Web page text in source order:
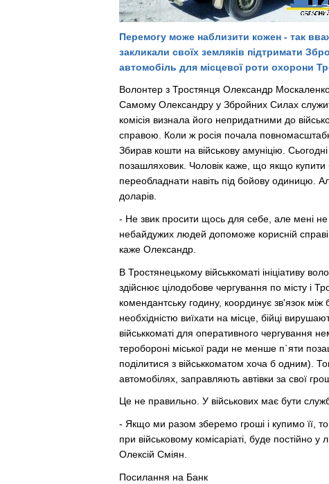
Перемогу може наблизити кожен - так
закликали своїх земляків підтримати
автомобіль для місцевої роти охорони
Волонтер з Тростянця Олександр
Самому Олександру у Збройних Силах
комісія визнала його непридатними до
справою. Коли ж росія почала
Збирав кошти на військову амуніцію.
позашляховик. Чоловік каже, що якщо
переобладнати навіть під бойову одиницю.
доларів.
- Не звик просити щось для себе, але мені
небайдужих людей допоможе корисній
каже Олександр.
В Тростянецькому військкоматі ініціативу
здійснює цілодобове чергування по місту і
комендантську годину, координує зв'язок
необхідністю виїхати на місце, бійці
військкоматі для оперативного чергування
теробороні міської ради не менше п`яти
поділитися з військкоматом хоча б одним).
автомобілях, заправляють автівки за свої
Це не правильно. У військових має бути
- Якщо ми разом зберемо гроші і купимо її,
при військовому комісаріаті, буде постійно
Олексій Сміян.
Посилання на Банк